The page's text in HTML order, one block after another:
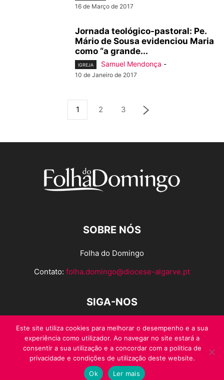
16 de Março de 2017
Jornada teológico-pastoral: Pe.
Mário de Sousa evidenciou Maria
como “a grande...
IGREJA Samuel Mendonça -
10 de Janeiro de 2017
1 2 3
SOBRE NÓS
Folha do Domingo
Contato: folha.domingo@diocese-algarve.pt
SIGA-NOS
© Folha do Domingo 2026, todos os direitos reservados.
Este site utiliza cookies para melhorar o desempenho e a sua
experiência como utilizador. Ao navegar no site estará a
consentir a sua utilização e a concordar com a politica de
privacidade e condições de utilização deste website.
Ok
Ler mais